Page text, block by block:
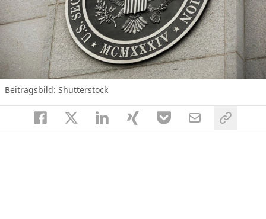
Beitragsbild: Shutterstock